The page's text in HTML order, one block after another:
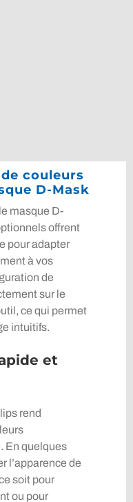
couleurs
D-Mask
masque D-
offrent
pour adapter
à vos
de
sur le
ce qui permet
intuitifs.
et
rend
En quelques
l’apparence de
soit pour
ou pour